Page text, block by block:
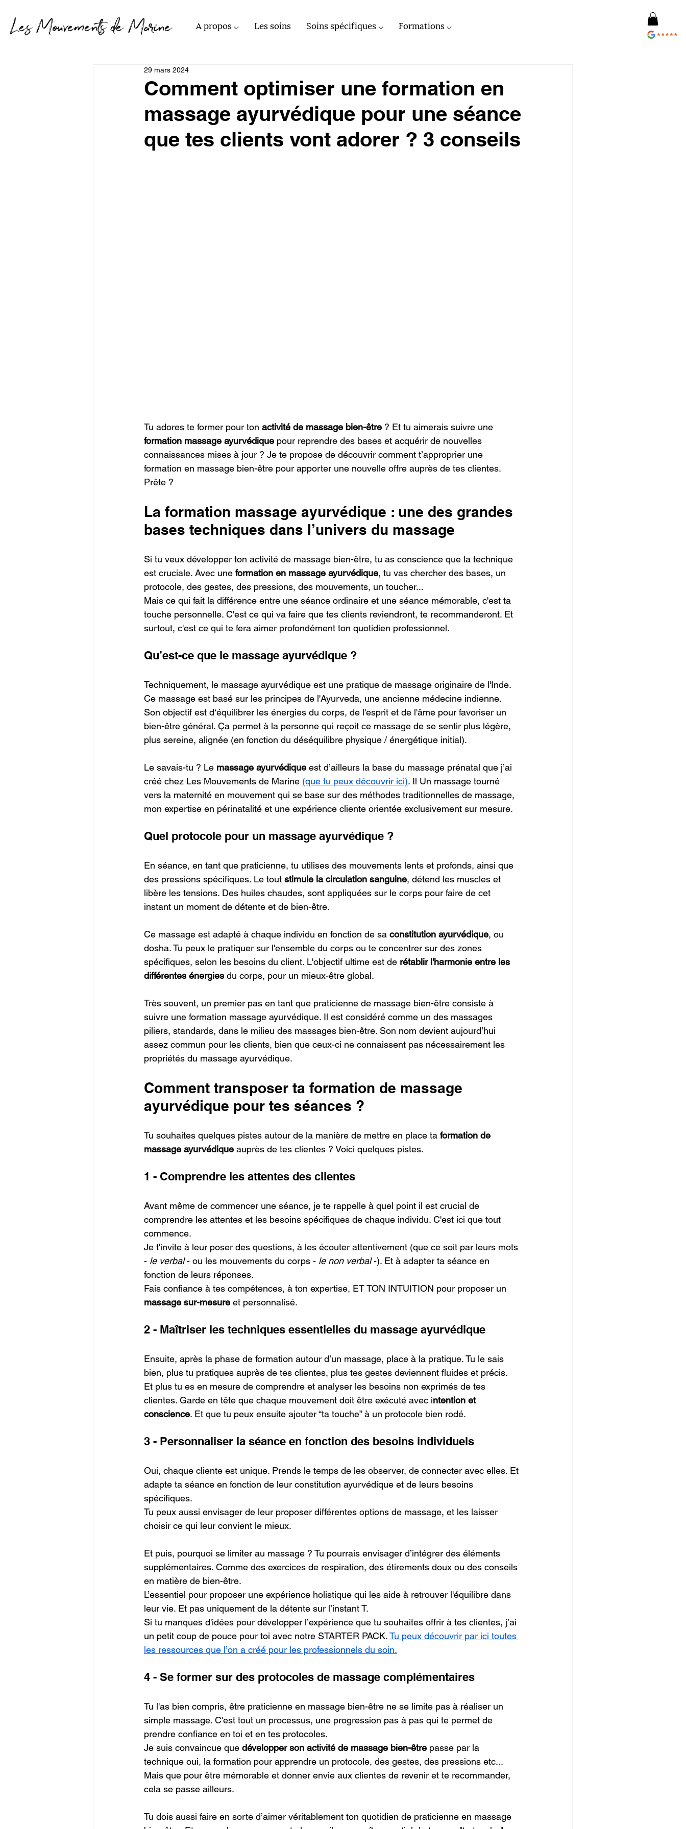
Les Mouvements de Marine A propos ⌵ Les soins Soins spécifiques ⌵ Formations ⌵
Comment optimiser une formation en
massage ayurvédique pour une séance
que tes clients vont adorer ? 3 conseils
29 mars 2024
Tu adores te former pour ton activité de massage bien-être ? Et tu aimerais suivre une
formation massage ayurvédique pour reprendre des bases et acquérir de nouvelles
connaissances mises à jour ? Je te propose de découvrir comment t’approprier une
formation en massage bien-être pour apporter une nouvelle offre auprès de tes clientes.
Prête ?
La formation massage ayurvédique : une des grandes
bases techniques dans l’univers du massage
Si tu veux développer ton activité de massage bien-être, tu as conscience que la technique
est cruciale. Avec une formation en massage ayurvédique, tu vas chercher des bases, un
protocole, des gestes, des pressions, des mouvements, un toucher...
Mais ce qui fait la différence entre une séance ordinaire et une séance mémorable, c'est ta
touche personnelle. C'est ce qui va faire que tes clients reviendront, te recommanderont. Et
surtout, c'est ce qui te fera aimer profondément ton quotidien professionnel.
Qu’est-ce que le massage ayurvédique ?
Techniquement, le massage ayurvédique est une pratique de massage originaire de l'Inde.
Ce massage est basé sur les principes de l'Ayurveda, une ancienne médecine indienne.
Son objectif est d‘équilibrer les énergies du corps, de l'esprit et de l'âme pour favoriser un
bien-être général. Ça permet à la personne qui reçoit ce massage de se sentir plus légère,
plus sereine, alignée (en fonction du déséquilibre physique / énergétique initial).
Le savais-tu ? Le massage ayurvédique est d’ailleurs la base du massage prénatal que j’ai
créé chez Les Mouvements de Marine (que tu peux découvrir ici). Il Un massage tourné
vers la maternité en mouvement qui se base sur des méthodes traditionnelles de massage,
mon expertise en périnatalité et une expérience cliente orientée exclusivement sur mesure.
Quel protocole pour un massage ayurvédique ?
En séance, en tant que praticienne, tu utilises des mouvements lents et profonds, ainsi que
des pressions spécifiques. Le tout stimule la circulation sanguine, détend les muscles et
libère les tensions. Des huiles chaudes, sont appliquées sur le corps pour faire de cet
instant un moment de détente et de bien-être.
Ce massage est adapté à chaque individu en fonction de sa constitution ayurvédique, ou
dosha. Tu peux le pratiquer sur l'ensemble du corps ou te concentrer sur des zones
spécifiques, selon les besoins du client. L'objectif ultime est de rétablir l'harmonie entre les
différentes énergies du corps, pour un mieux-être global.
Très souvent, un premier pas en tant que praticienne de massage bien-être consiste à
suivre une formation massage ayurvédique. Il est considéré comme un des massages
piliers, standards, dans le milieu des massages bien-être. Son nom devient aujourd’hui
assez commun pour les clients, bien que ceux-ci ne connaissent pas nécessairement les
propriétés du massage ayurvédique.
Comment transposer ta formation de massage
ayurvédique pour tes séances ?
Tu souhaites quelques pistes autour de la manière de mettre en place ta formation de
massage ayurvédique auprès de tes clientes ? Voici quelques pistes.
1 - Comprendre les attentes des clientes
Avant même de commencer une séance, je te rappelle à quel point il est crucial de
comprendre les attentes et les besoins spécifiques de chaque individu. C'est ici que tout
commence.
Je t'invite à leur poser des questions, à les écouter attentivement (que ce soit par leurs mots
- le verbal - ou les mouvements du corps - le non verbal -). Et à adapter ta séance en
fonction de leurs réponses.
Fais confiance à tes compétences, à ton expertise, ET TON INTUITION pour proposer un
massage sur-mesure et personnalisé.
2 - Maîtriser les techniques essentielles du massage ayurvédique
Ensuite, après la phase de formation autour d’un massage, place à la pratique. Tu le sais
bien, plus tu pratiques auprès de tes clientes, plus tes gestes deviennent fluides et précis.
Et plus tu es en mesure de comprendre et analyser les besoins non exprimés de tes
clientes. Garde en tête que chaque mouvement doit être exécuté avec intention et
conscience. Et que tu peux ensuite ajouter “ta touche” à un protocole bien rodé.
3 - Personnaliser la séance en fonction des besoins individuels
Oui, chaque cliente est unique. Prends le temps de les observer, de connecter avec elles. Et
adapte ta séance en fonction de leur constitution ayurvédique et de leurs besoins
spécifiques.
Tu peux aussi envisager de leur proposer différentes options de massage, et les laisser
choisir ce qui leur convient le mieux.
Et puis, pourquoi se limiter au massage ? Tu pourrais envisager d’intégrer des éléments
supplémentaires. Comme des exercices de respiration, des étirements doux ou des conseils
en matière de bien-être.
L’essentiel pour proposer une expérience holistique qui les aide à retrouver l'équilibre dans
leur vie. Et pas uniquement de la détente sur l’instant T.
Si tu manques d'idées pour développer l’expérience que tu souhaites offrir à tes clientes, j’ai
un petit coup de pouce pour toi avec notre STARTER PACK. Tu peux découvrir par ici toutes
les ressources que l’on a créé pour les professionnels du soin.
4 - Se former sur des protocoles de massage complémentaires
Tu l'as bien compris, être praticienne en massage bien-être ne se limite pas à réaliser un
simple massage. C'est tout un processus, une progression pas à pas qui te permet de
prendre confiance en toi et en tes protocoles.
Je suis convaincue que développer son activité de massage bien-être passe par la
technique oui, la formation pour apprendre un protocole, des gestes, des pressions etc...
Mais que pour être mémorable et donner envie aux clientes de revenir et te recommander,
cela se passe ailleurs.
Tu dois aussi faire en sorte d’aimer véritablement ton quotidien de praticienne en massage